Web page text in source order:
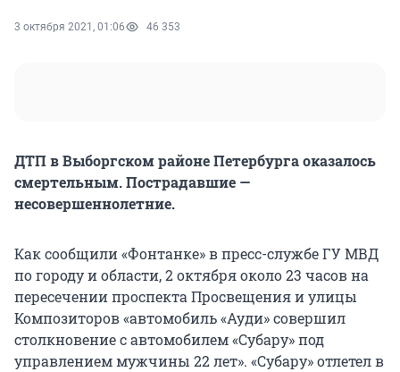
3 октября 2021, 01:06 46 353
ДТП в Выборгском районе Петербурга оказалось
смертельным. Пострадавшие —
несовершеннолетние.
Как сообщили «Фонтанке» в пресс-службе ГУ МВД
по городу и области, 2 октября около 23 часов на
пересечении проспекта Просвещения и улицы
Композиторов «автомобиль «Ауди» совершил
столкновение с автомобилем «Субару» под
управлением мужчины 22 лет». «Субару» отлетел в